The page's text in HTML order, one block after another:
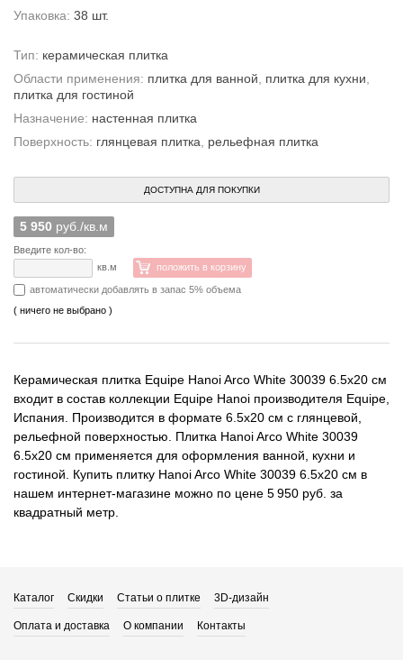
Упаковка: 38 шт.
Тип: керамическая плитка
Области применения: плитка для ванной плитка для кухни
плитка для гостиной
Назначение: настенная плитка
Поверхность: глянцевая плитка рельефная плитка
ДОСТУПНА ДЛЯ ПОКУПКИ
5 950 руб./кв.м
Введите кол-во:
кв.м
положить в корзину
автоматически добавлять в запас 5% объема
( ничего не выбрано )
Керамическая плитка Equipe Hanoi Arco White 30039 6.5x20 см
входит в состав коллекции Equipe Hanoi производителя Equipe,
Испания. Производится в формате 6.5x20 см с глянцевой,
рельефной поверхностью. Плитка Hanoi Arco White 30039
6.5x20 см применяется для оформления ванной, кухни и
гостиной. Купить плитку Hanoi Arco White 30039 6.5x20 см в
нашем интернет-магазине можно по цене 5 950 руб. за
квадратный метр.
Каталог Скидки Статьи о плитке 3D-дизайн
Оплата и доставка О компании Контакты